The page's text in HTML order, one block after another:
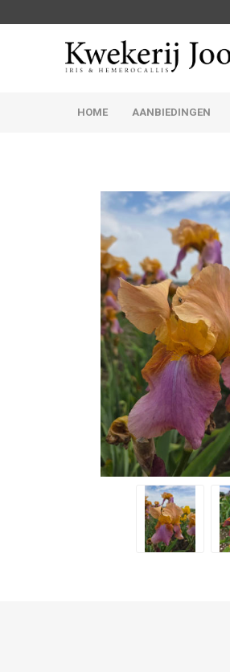
HOME AANBIEDINGEN